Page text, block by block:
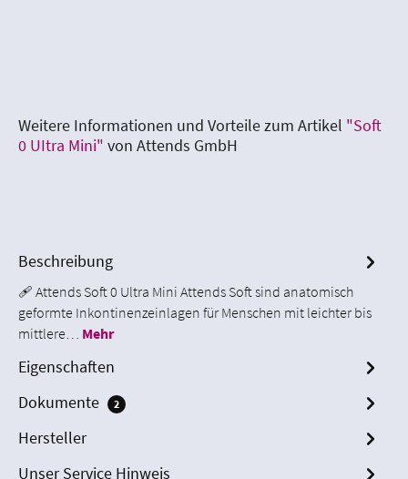
Weitere Informationen und Vorteile zum Artikel "Soft
0 UItra Mini" von Attends GmbH
Beschreibung
🩹 Attends Soft 0 Ultra Mini Attends Soft sind anatomisch
geformte Inkontinenzeinlagen für Menschen mit leichter bis
mittlere… Mehr
Eigenschaften
Dokumente
2
Hersteller
Unser Service Hinweis